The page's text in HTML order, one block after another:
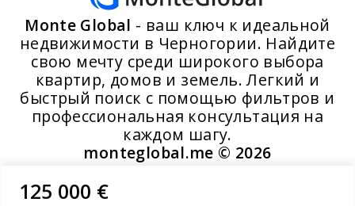
125 000 €
Monte Global - ваш ключ к идеальной
недвижимости в Черногории. Найдите
свою мечту среди широкого выбора
квартир, домов и земель. Легкий и
быстрый поиск с помощью фильтров и
профессиональная консультация на
каждом шагу.
monteglobal.me © 2026